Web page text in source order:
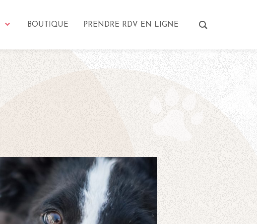
BOUTIQUE PRENDRE RDV EN LIGNE